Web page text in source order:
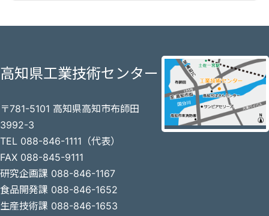
高知県工業技術センター
〒781-5101 高知県高知市布師田
3992-3
TEL 088-846-1111（代表）
FAX 088-845-9111
研究企画課 088-846-1167
食品開発課 088-846-1652
生産技術課 088-846-1653